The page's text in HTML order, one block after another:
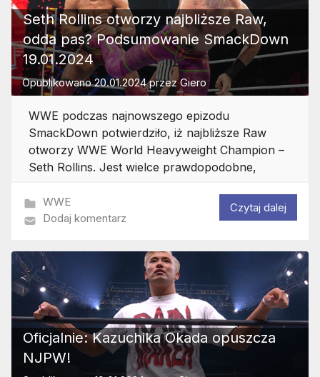
Seth Rollins otworzy najbliższe Raw,
odda pas? Podsumowanie SmackDown
19.01.2024
Opublikowano20.01.2024przezGiero
WWE podczas najnowszego epizodu
SmackDown potwierdziło, iż najbliższe Raw
otworzy WWE World Heavyweight Champion –
Seth Rollins. Jest wielce prawdopodobne,
WWE
Dodaj komentarz
Czytaj dalej
Oficjalnie: Kazuchika Okada opuszcza
NJPW!